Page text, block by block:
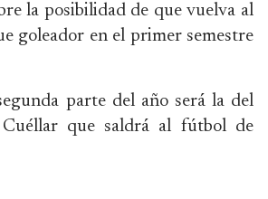
la posibilidad de que vuelva al
goleador en el primer semestre
parte del año será la del
que saldrá al fútbol de